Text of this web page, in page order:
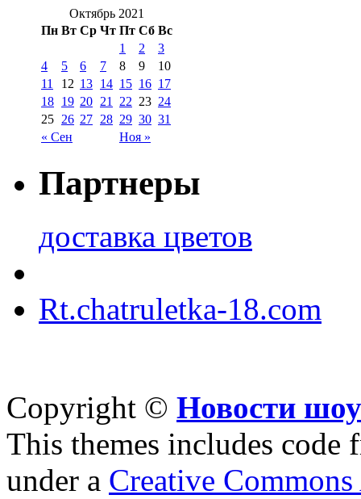
Октябрь 2021
Пн Вт Ср Чт Пт Сб Вс
« Сен Ноя »
1 2
3
4
5 6 7 8 9
10
11
12 13 14 15 16 17
18 19 20 21 22 23 24
25 26 27 28 29 30 31
Партнеры
доставка цветов
Rt.chatruletka-18.com
Copyright © Новости
This themes includes code
under a Creative